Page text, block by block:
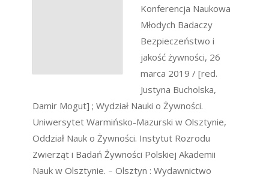
Konferencja Naukowa
Młodych Badaczy
Bezpieczeństwo i
jakość żywności, 26
marca 2019 / [red.
Justyna Bucholska,
Damir Mogut] ; Wydział Nauki o Żywności.
Uniwersytet Warmińsko-Mazurski w Olsztynie,
Oddział Nauk o Żywności. Instytut Rozrodu
Zwierząt i Badań Żywności Polskiej Akademii
Nauk w Olsztynie. – Olsztyn : Wydawnictwo